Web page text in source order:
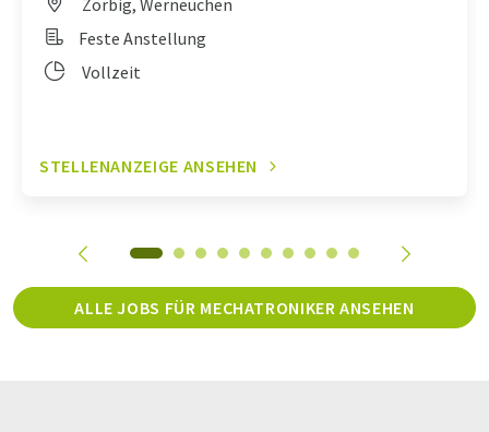
Zörbig, Werneuchen
Feste Anstellung
Vollzeit
STELLENANZEIGE ANSEHEN
ALLE JOBS FÜR MECHATRONIKER ANSEHEN